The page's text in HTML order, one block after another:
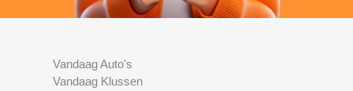
Vandaag Auto's
Vandaag Klussen